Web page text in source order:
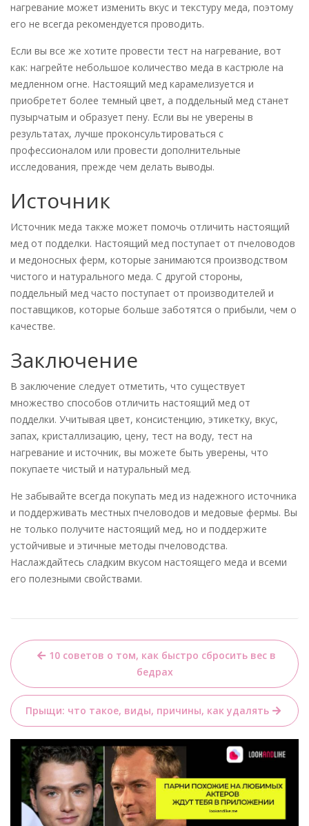
нагревание может изменить вкус и текстуру меда, поэтому
его не всегда рекомендуется проводить.
Если вы все же хотите провести тест на нагревание, вот
как: нагрейте небольшое количество меда в кастрюле на
медленном огне. Настоящий мед карамелизуется и
приобретет более темный цвет, а поддельный мед станет
пузырчатым и образует пену. Если вы не уверены в
результатах, лучше проконсультироваться с
профессионалом или провести дополнительные
исследования, прежде чем делать выводы.
Источник
Источник меда также может помочь отличить настоящий
мед от подделки. Настоящий мед поступает от пчеловодов
и медоносных ферм, которые занимаются производством
чистого и натурального меда. С другой стороны,
поддельный мед часто поступает от производителей и
поставщиков, которые больше заботятся о прибыли, чем о
качестве.
Заключение
В заключение следует отметить, что существует
множество способов отличить настоящий мед от
подделки. Учитывая цвет, консистенцию, этикетку, вкус,
запах, кристаллизацию, цену, тест на воду, тест на
нагревание и источник, вы можете быть уверены, что
покупаете чистый и натуральный мед.
Не забывайте всегда покупать мед из надежного источника
и поддерживать местных пчеловодов и медовые фермы. Вы
не только получите настоящий мед, но и поддержите
устойчивые и этичные методы пчеловодства.
Наслаждайтесь сладким вкусом настоящего меда и всеми
его полезными свойствами.
Навигация
по
записям
10 советов о том, как быстро сбросить вес в
бедрах
Прыщи: что такое, виды, причины, как удалять